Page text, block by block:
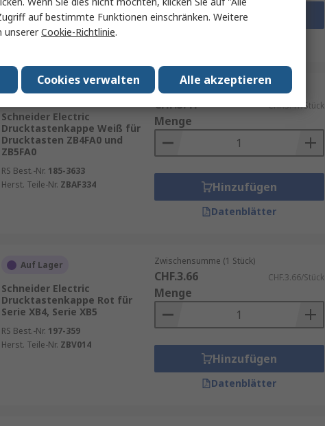
Hinzufügen
Auf Lager
Schneider Electric
Drucktastenkappe Weiß für
Drucktasten ZB4FA0 und
ZB5FA0
RS Best.-Nr. 185-3633
Herst. Teile-Nr. ZBAF334
Zwischensumme (1 Stück)
CHF.3.41 CHF.3.41/Stück
Menge
Hinzufügen
Datenblätter
Auf Lager
Schneider Electric
Drucktastenkappe Rot für
Serie XB4, Serie XB5
RS Best.-Nr. 197-359
Herst. Teile-Nr. ZBV014
Zwischensumme (1 Stück)
CHF.3.66 CHF.3.66/Stück
Menge
Hinzufügen
Datenblätter
auf bestimmte Funktionen einschränken. Weitere
unsererCookie-Richtlinie.
Alle akzeptieren
Cookies verwalten